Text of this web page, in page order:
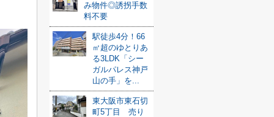
み物件◎誘拐手数
料不要
駅徒歩4分！66
㎡超のゆとりあ
る3LDK「シー
ガルパレス神戸
山の手」を...
東大阪市東石切
町5丁目 売り